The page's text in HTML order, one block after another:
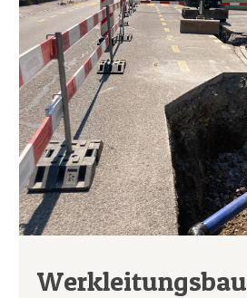
Werkleitungsbau